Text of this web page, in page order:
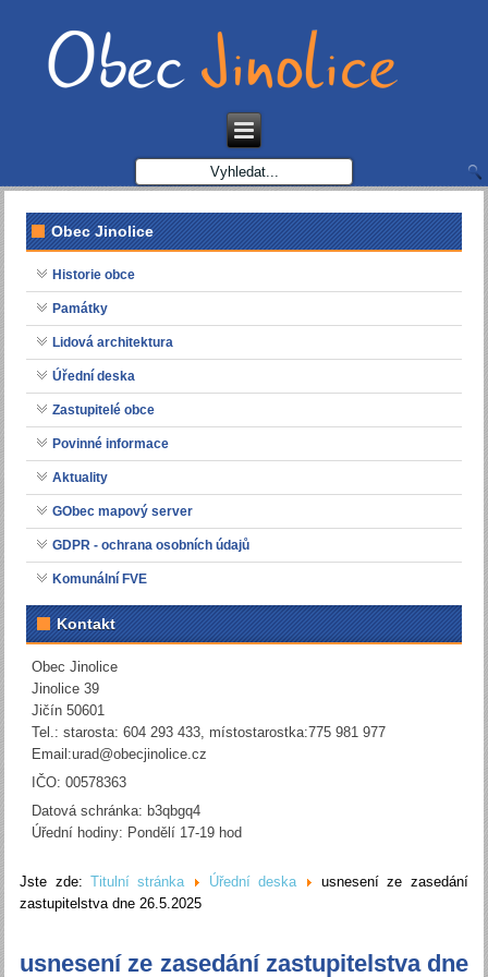
Obec Jinolice
Historie obce
Památky
Lidová architektura
Úřední deska
Zastupitelé obce
Povinné informace
Aktuality
GObec mapový server
GDPR - ochrana osobních údajů
Komunální FVE
Kontakt
Obec Jinolice
Jinolice 39
Jičín 50601
Tel.: starosta: 604 293 433, místostarostka:775 981 977
Email:urad@obecjinolice.cz
IČO: 00578363
Datová schránka: b3qbgq4
Úřední hodiny: Pondělí 17-19 hod
Jste zde: Titulní stránka Úřední deska
usnesení ze zasedání
zastupitelstva dne 26.5.2025
usnesení ze zasedání zastupitelstva dne